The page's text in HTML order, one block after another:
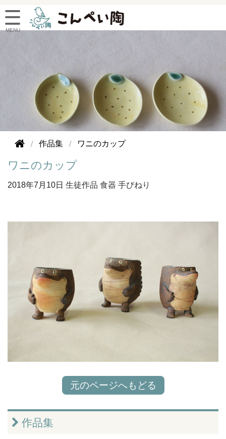
作品集 ワニのカップ
ワニのカップ
2018年7月10日 生徒作品 食器 手びねり
元のページへもどる
作品集